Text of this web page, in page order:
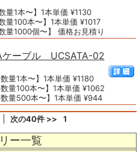
ー一覧
数量1本〜】1本単価 ¥1130
数量100本〜】1本単価 ¥1017
数量1000個〜】 価格お見積り
ケーブル UCSATA-02
数量1本〜】1本単価 ¥1180
数量100本〜】1本単価 ¥1062
数量500本〜】1本単価 ¥944
次の40件 >> 1